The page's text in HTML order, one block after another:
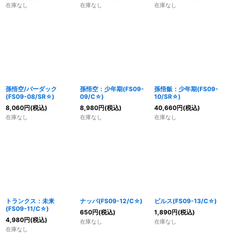
在庫なし 在庫なし 在庫なし
孫悟空/バーダック
(FS09-08/SR☆)
8,060円(税込)
在庫なし
孫悟空：少年期(FS09-
09/C☆)
8,980円(税込)
在庫なし
孫悟飯：少年期(FS09-
10/SR☆)
40,660円(税込)
在庫なし
トランクス：未来
(FS09-11/C☆)
4,980円(税込)
在庫なし
ナッパ(FS09-12/C☆)
650円(税込)
在庫なし
ビルス(FS09-13/C☆)
1,890円(税込)
在庫なし